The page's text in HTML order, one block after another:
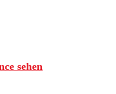
sehen